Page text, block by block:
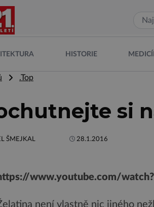
HISTORIE
.Top
si
ŠMEJKAL 28.1.2016
www.youtube.com/
není vlastně nic jiného